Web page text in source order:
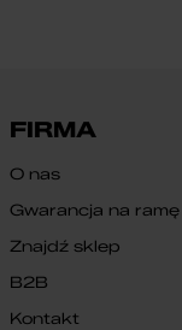
FIRMA
O nas
Gwarancja na ramę
Znajdź sklep
B2B
Kontakt